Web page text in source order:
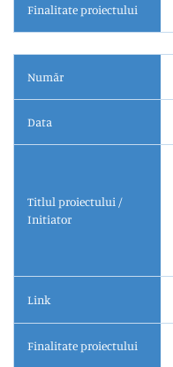
Finalitate proiectului
Număr
Data
Titlul proiectului /
Initiator
Link
Finalitate proiectului